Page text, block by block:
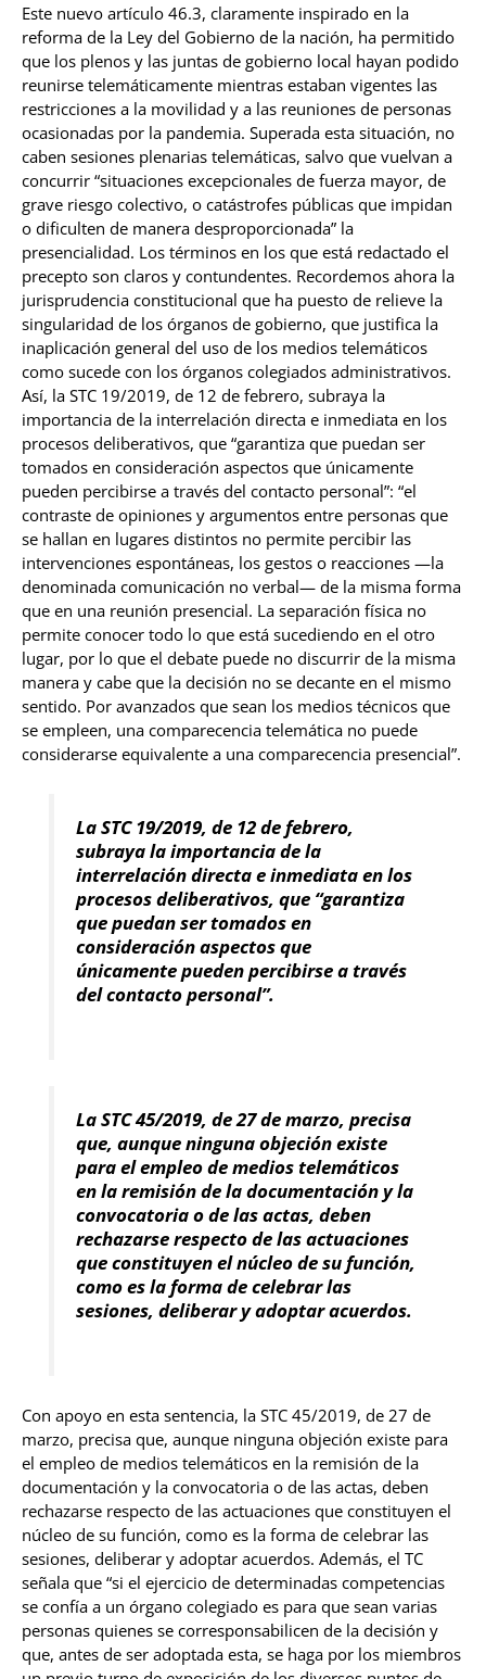
Este nuevo artículo 46.3, claramente inspirado en la
reforma de la Ley del Gobierno de la nación, ha permitido
que los plenos y las juntas de gobierno local hayan podido
reunirse telemáticamente mientras estaban vigentes las
restricciones a la movilidad y a las reuniones de personas
ocasionadas por la pandemia. Superada esta situación, no
caben sesiones plenarias telemáticas, salvo que vuelvan a
concurrir “situaciones excepcionales de fuerza mayor, de
grave riesgo colectivo, o catástrofes públicas que impidan
o dificulten de manera desproporcionada” la
presencialidad. Los términos en los que está redactado el
precepto son claros y contundentes. Recordemos ahora la
jurisprudencia constitucional que ha puesto de relieve la
singularidad de los órganos de gobierno, que justifica la
inaplicación general del uso de los medios telemáticos
como sucede con los órganos colegiados administrativos.
Así, la STC 19/2019, de 12 de febrero, subraya la
importancia de la interrelación directa e inmediata en los
procesos deliberativos, que “garantiza que puedan ser
tomados en consideración aspectos que únicamente
pueden percibirse a través del contacto personal”: “el
contraste de opiniones y argumentos entre personas que
se hallan en lugares distintos no permite percibir las
intervenciones espontáneas, los gestos o reacciones —la
denominada comunicación no verbal— de la misma forma
que en una reunión presencial. La separación física no
permite conocer todo lo que está sucediendo en el otro
lugar, por lo que el debate puede no discurrir de la misma
manera y cabe que la decisión no se decante en el mismo
sentido. Por avanzados que sean los medios técnicos que
se empleen, una comparecencia telemática no puede
considerarse equivalente a una comparecencia presencial”.
La STC 19/2019, de 12 de febrero,
subraya la importancia de la
interrelación directa e inmediata en los
procesos deliberativos, que “garantiza
que puedan ser tomados en
consideración aspectos que
únicamente pueden percibirse a través
del contacto personal”.
La STC 45/2019, de 27 de marzo, precisa
que, aunque ninguna objeción existe
para el empleo de medios telemáticos
en la remisión de la documentación y la
convocatoria o de las actas, deben
rechazarse respecto de las actuaciones
que constituyen el núcleo de su función,
como es la forma de celebrar las
sesiones, deliberar y adoptar acuerdos.
Con apoyo en esta sentencia, la STC 45/2019, de 27 de
marzo, precisa que, aunque ninguna objeción existe para
el empleo de medios telemáticos en la remisión de la
documentación y la convocatoria o de las actas, deben
rechazarse respecto de las actuaciones que constituyen el
núcleo de su función, como es la forma de celebrar las
sesiones, deliberar y adoptar acuerdos. Además, el TC
señala que “si el ejercicio de determinadas competencias
se confía a un órgano colegiado es para que sean varias
personas quienes se corresponsabilicen de la decisión y
que, antes de ser adoptada esta, se haga por los miembros